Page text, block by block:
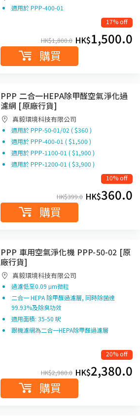
適用於 PPP-400-01
17% off
HK$1,800.0 HK$1,500.0
購買
PPP 二合一HEPA除甲醛空氣淨化過
濾網 [原廠行貨]
真毅環境科技有限公司
適用於 PPP-50-01/02 ( $360 )
適用於 PPP-400-01 ( $1,500 )
適用於 PPP-1100-01 ( $1,900 )
適用於 PPP-1200-01 ( $3,900 )
10% off
HK$399.0 HK$360.0
購買
PPP 車用空氣淨化機 PPP-50-02 [原
廠行貨]
真毅環境科技有限公司
過濾低至0.09 μm微粒
二合一 HEPA 除甲醛過濾層, 同時除菌達
99.93%及除臭功效
適用面積: 35-50 呎
跟機濾網為二合一HEPA除甲醛過濾層
20% off
HK$2,980.0 HK$2,380.0
購買